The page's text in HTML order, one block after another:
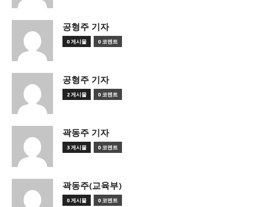
공형주 기자
0 게시물 0 코멘트
공형주 기자
2 게시물 0 코멘트
곽동주 기자
3 게시물 0 코멘트
곽동주(교육부)
0 게시물 0 코멘트